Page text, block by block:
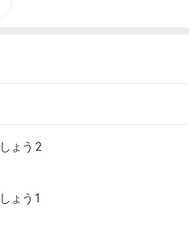
今夜コインランドリ-で逢いましょう 2
今夜コインランドリ-で逢いましょう 1